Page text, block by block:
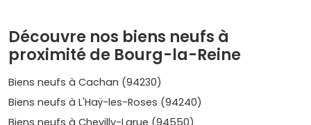
rapport qualité/prix.
République – Albert 1er – Fontaine Grelot
ambiance résidentielle, immeubles récents et petites
copropriétés. Compte en général
pour un programme bien placé.
Ces fourchettes varient selon lasurface
Découvre nos biens neufs à
proximité de Bourg-la-Reine
Biens neufs à Cachan (94230)
Biens neufs à L'Haÿ-les-Roses (94240)
Biens neufs à Chevilly-Larue (94550)